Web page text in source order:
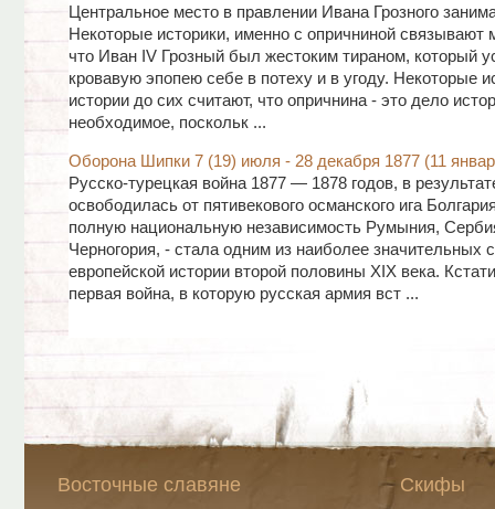
Центральное место в правлении Ивана Грозного
Некоторые историки, именно с опричниной связывают
что Иван IV Грозный был жестоким тираном, который
кровавую эпопею себе в потеху и в угоду. Некоторые
истории до сих считают, что опричнина - это дело
необходимое, поскольк ...
Оборона Шипки 7 (19) июля - 28 декабря 1877 (11
Русско-турецкая война 1877 — 1878 годов, в
освободилась от пятивекового османского ига
полную национальную независимость Румыния,
Черногория, - стала одним из наиболее значительных
европейской истории второй половины XIX века.
первая война, в которую русская армия вст ...
Восточные славяне Скифы